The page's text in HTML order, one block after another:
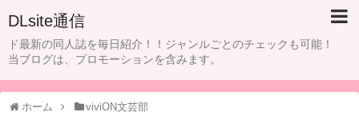
DLsite通信
ド最新の同人誌を毎日紹介！！ジャンルごとのチェックも可能！
当ブログは、プロモーションを含みます。
ホーム viviON文芸部